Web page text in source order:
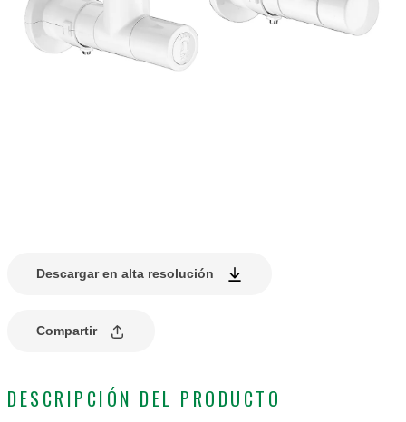
Descargar en alta resolución
Compartir
DESCRIPCIÓN DEL PRODUCTO